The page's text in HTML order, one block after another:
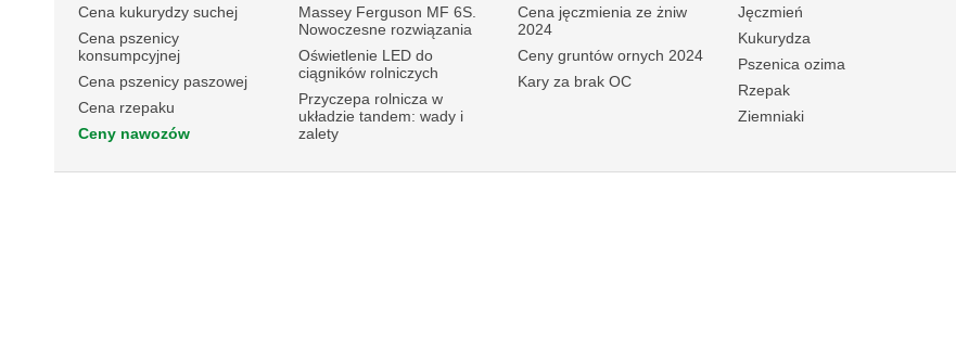
Cena kukurydzy suchej
Cena pszenicy
konsumpcyjnej
Cena pszenicy paszowej
Cena rzepaku
Ceny nawozów
Massey Ferguson MF 6S.
Nowoczesne rozwiązania
Oświetlenie LED do
ciągników rolniczych
Przyczepa rolnicza w
układzie tandem: wady i
zalety
Cena jęczmienia ze żniw
2024
Ceny gruntów ornych 2024
Kary za brak OC
Jęczmień
Kukurydza
Pszenica ozima
Rzepak
Ziemniaki